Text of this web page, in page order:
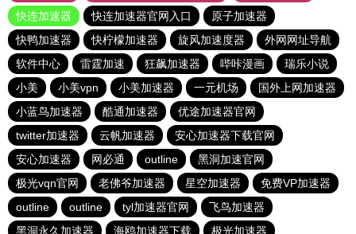
快连加速器
快连加速器官网入口
原子加速器
快鸭加速器
快柠檬加速器 旋风加速度器
外网网址导航
软件中心
雷霆加速 狂飙加速器 哔咔漫画
瑞乐小说
小美
小美vpn 小美加速器 一元机场
国外上网加速器
小蓝鸟加速器
酷通加速器
优途加速器官网
twitter加速器
云帆加速器
安心加速器下载官网
安心加速器
网必通 outline
黑洞加速官网
极光vqn官网
老佛爷加速器 星空加速器
免费VP加速器
outline
outline tyl加速器官网
飞鸟加速器
黑洞永久加速器
海鸥加速器下载 极光加速器